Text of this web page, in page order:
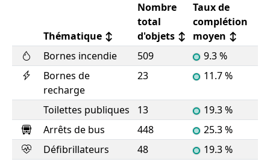
Thématique ↕
Nombre
total
d'objets ↕
Taux de
complétion
moyen ↕
Bornes incendie
509
9.3 %
Bornes de
recharge
23 11.7 %
Toilettes publiques 13
19.3 %
Arrêts de bus
448
25.3 %
Défibrillateurs
48
19.3 %